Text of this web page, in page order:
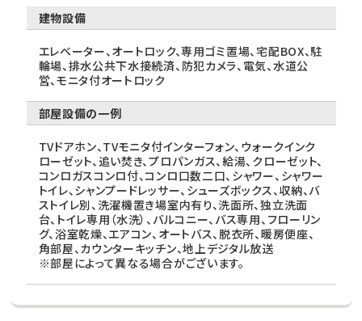
建物設備
エレベーター、オートロック、専用ゴミ置場、宅配BOX、駐
輪場、排水公共下水接続済、防犯カメラ、電気、水道公
営、モニタ付オートロック
部屋設備の一例
TVドアホン、TVモニタ付インターフォン、ウォークインク
ローゼット、追い焚き、プロパンガス、給湯、クローゼット、
コンロガスコンロ付、コンロ口数二口、シャワー、シャワー
トイレ、シャンプードレッサー、シューズボックス、収納、バ
ストイレ別、洗濯機置き場室内有り、洗面所、独立洗面
台、トイレ専用（水洗）、バルコニー、バス専用、フローリン
グ、浴室乾燥、エアコン、オートバス、脱衣所、暖房便座、
角部屋、カウンターキッチン、地上デジタル放送
※部屋によって異なる場合がございます。